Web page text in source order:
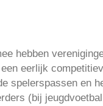
hebben
eerlijk
spelerspassen en
(bij